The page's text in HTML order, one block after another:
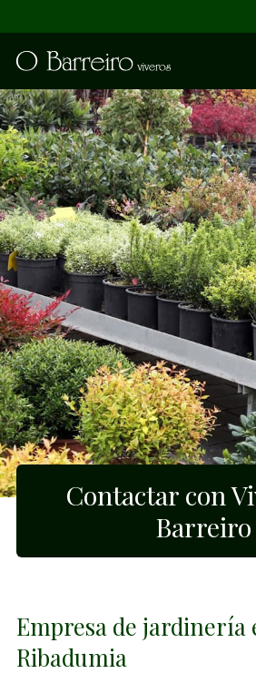
Contactar con
Barreiro
Empresa de jardinería
Ribadumia